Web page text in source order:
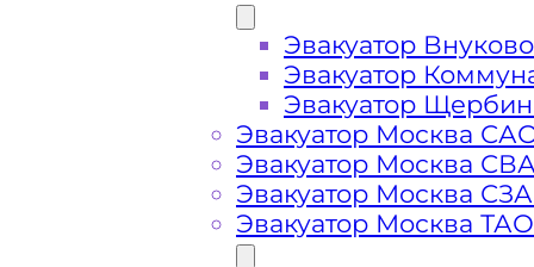
Вызвать
Эвакуатор Внуково
Эвакуатор
Эвакуатор
Эвакуатор Москва
Эвакуатор Москва
Эвакуатор Москва
Эвакуатор Москва ТАО